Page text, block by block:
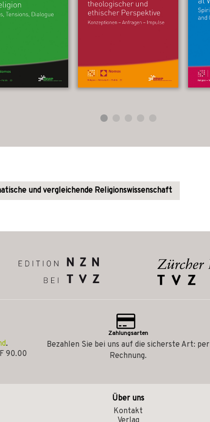
und vergleichende Religionswissenschaft
.
90.00
Zahlungsarten
Bezahlen Sie bei uns auf die sicherste Art: per
Rechnung.
Über uns
Kontakt